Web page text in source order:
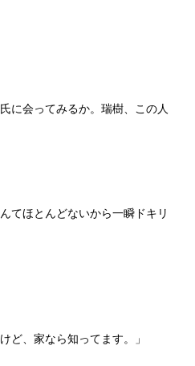
に会ってみるか。瑞樹、この人
てほとんどないから一瞬ドキリ
ど、家なら知ってます。」